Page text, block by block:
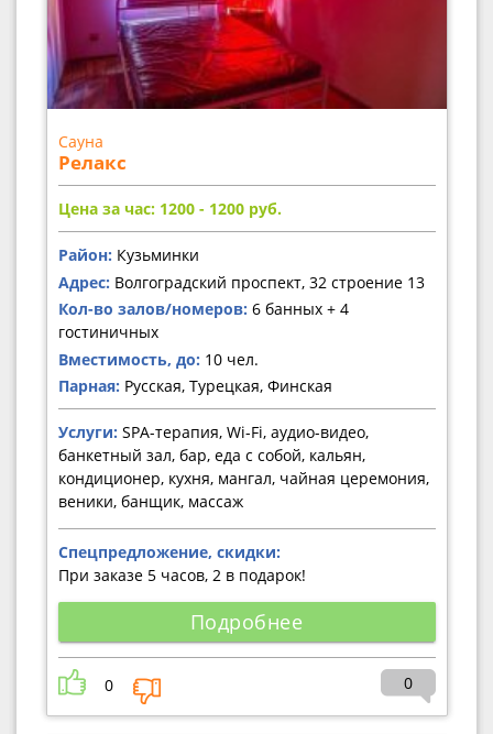
Сауна
Релакс
Цена за час: 1200 - 1200 руб.
Район: Кузьминки
Адрес: Волгоградский проспект, 32 строение 13
Кол-во залов/номеров: 6 банных + 4
гостиничных
Вместимость, до: 10 чел.
Парная: Русская, Турецкая, Финская
Услуги: SPA-терапия, Wi-Fi, аудио-видео,
банкетный зал, бар, еда с собой, кальян,
кондиционер, кухня, мангал, чайная церемония,
веники, банщик, массаж
Спецпредложение, скидки:
При заказе 5 часов, 2 в подарок!
Подробнее
0 0